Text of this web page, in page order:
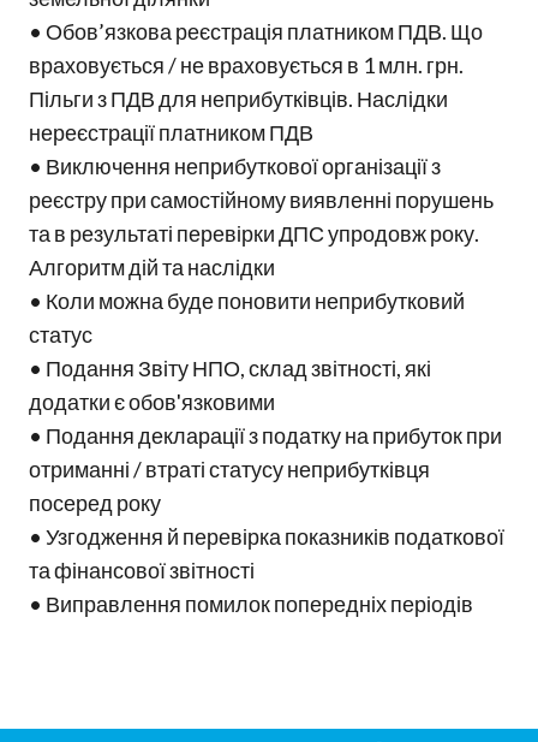
• Обов’язкова реєстрація платником ПДВ. Що
враховується / не враховується в 1 млн. грн.
Пільги з ПДВ для неприбутківців. Наслідки
нереєстрації платником ПДВ
• Виключення неприбуткової організації з
реєстру при самостійному виявленні порушень
та в результаті перевірки ДПС упродовж року.
Алгоритм дій та наслідки
• Коли можна буде поновити неприбутковий
статус
• Подання Звіту НПО, склад звітності, які
додатки є обов'язковими
• Подання декларації з податку на прибуток при
отриманні / втраті статусу неприбутківця
посеред року
• Узгодження й перевірка показників податкової
та фінансової звітності
• Виправлення помилок попередніх періодів